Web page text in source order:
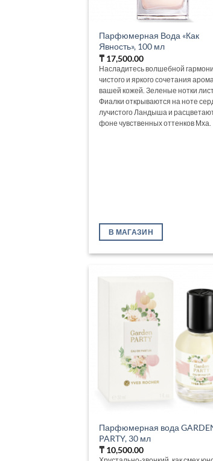
Парфюмерная Вода «Как
Явность», 100 мл
₸ 17,500.00
Насладитесь волшебной
чистого и яркого сочетания
вашей кожей. Зеленые нотки
Фиалки открываются на ноте
лучистого Ландыша и
фоне чувственных оттенков Мха.
В МАГАЗИН
Парфюмерная вода
PARTY, 30 мл
₸ 10,500.00